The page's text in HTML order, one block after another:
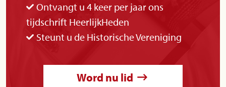
Ontvangt u 4 keer per jaar ons
tijdschrift HeerlijkHeden
Steunt u de Historische Vereniging
Word nu lid